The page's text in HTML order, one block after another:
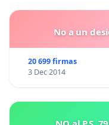
No a un
20 699 firmas
3 Dec 2014